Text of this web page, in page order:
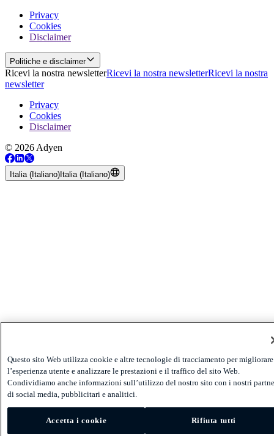
Privacy
Cookies
Disclaimer
Politiche e disclaimer
Ricevi la nostra newsletterRicevi la nostra newsletterRicevi la nostra
newsletter
Privacy
Cookies
Disclaimer
© 2026 Adyen
Italia (Italiano) Italia (Italiano)
Questo sito Web utilizza cookie e altre tecnologie di tracciamento per migliorare
l’esperienza utente e analizzare le prestazioni e il traffico del sito Web.
Condividiamo anche informazioni sull’utilizzo del nostro sito con i nostri
di social media, pubblicitari e analitici.
Accetta i cookie Rifiuta tutti